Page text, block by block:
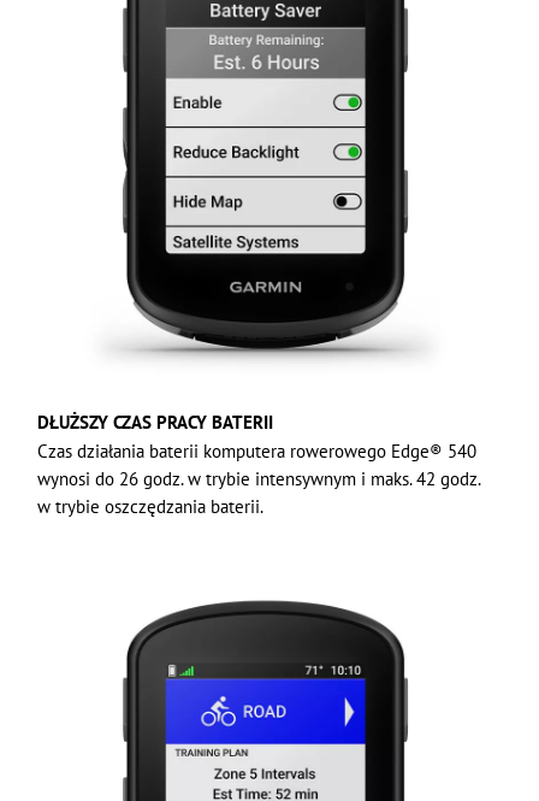
DŁUŻSZY CZAS PRACY BATERII
Czas działania baterii komputera rowerowego Edge® 540
wynosi do 26 godz. w trybie intensywnym i maks. 42 godz.
w trybie oszczędzania baterii.